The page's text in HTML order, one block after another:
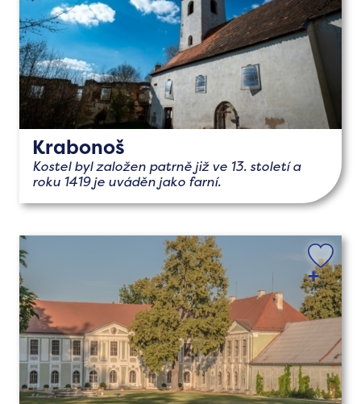
Krabonoš
Kostel byl založen patrně již ve 13. století a
roku 1419 je uváděn jako farní.